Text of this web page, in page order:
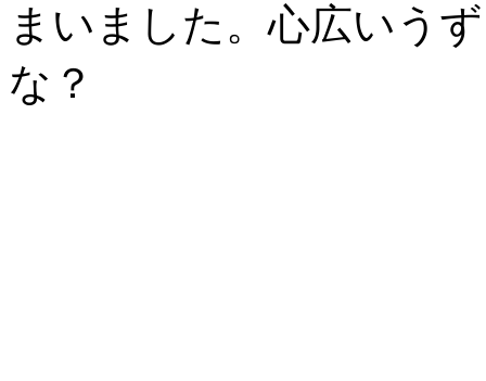
まいました。心広いう
な？